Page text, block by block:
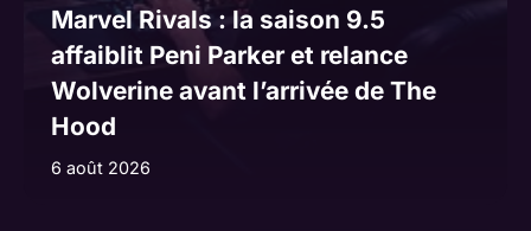
Marvel Rivals : la saison 9.5
affaiblit Peni Parker et relance
Wolverine avant l’arrivée de The
Hood
6 août 2026